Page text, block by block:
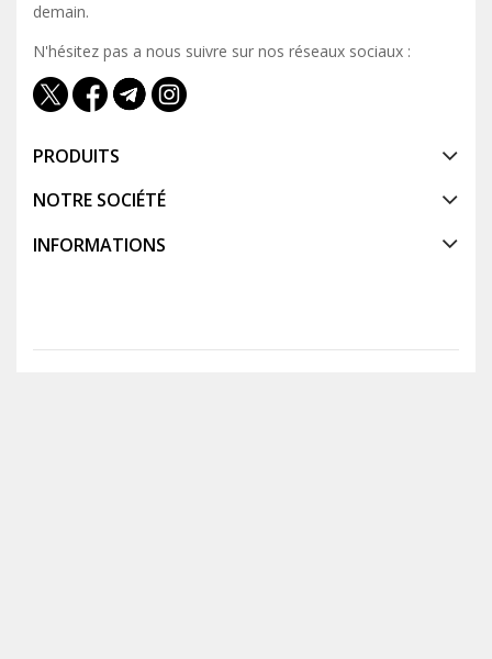
demain.
N'hésitez pas a nous suivre sur nos réseaux sociaux :
PRODUITS
NOTRE SOCIÉTÉ
INFORMATIONS